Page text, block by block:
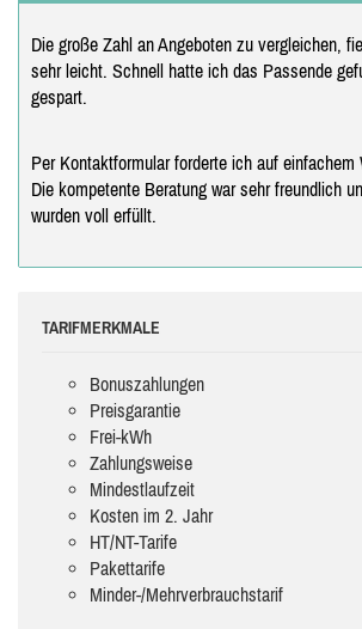
Die große Zahl an Angeboten zu vergleichen,
sehr leicht. Schnell hatte ich das Passende
gespart.
Per Kontaktformular forderte ich auf einfachem
Die kompetente Beratung war sehr freundlich
wurden voll erfüllt.
TARIFMERKMALE
Bonuszahlungen
Preisgarantie
Frei-kWh
Zahlungsweise
Mindestlaufzeit
Kosten im 2. Jahr
HT/NT-Tarife
Pakettarife
Minder-/Mehrverbrauchstarif